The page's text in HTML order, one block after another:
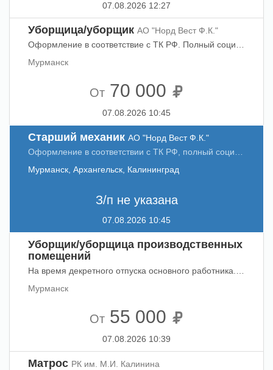
07.08.2026 12:27
Уборщица/уборщик АО "Норд Вест Ф.К."
Мурманск
От 70 000
07.08.2026 10:45
Старший механик АО "Норд Вест Ф.К."
Мурманск, Архангельск, Калининград
З/п не указана
07.08.2026 10:45
Уборщик/уборщица производственных
помещений
Мурманск
От 55 000
07.08.2026 10:39
Матрос РК им. М.И. Калинина